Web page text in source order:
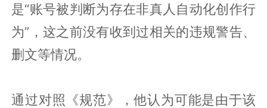
是“账号被判断为存在非真人自动化创作行
为”，这之前没有收到过相关的违规警告、
删文等情况。
通过对照《规范》，他认为可能是由于该